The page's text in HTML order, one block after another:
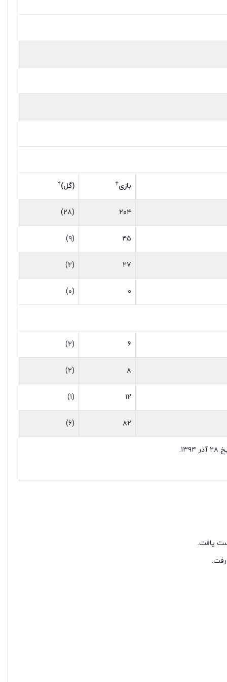
بازی† (گل)†
۲۰۴ (۲۸)
۴۵ (۹)
۲۷ (۲)
۰ (۰)
۶ (۲)
۸ (۲)
۱۲ (۱)
۸۲ (۶)